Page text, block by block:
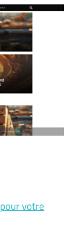
votre